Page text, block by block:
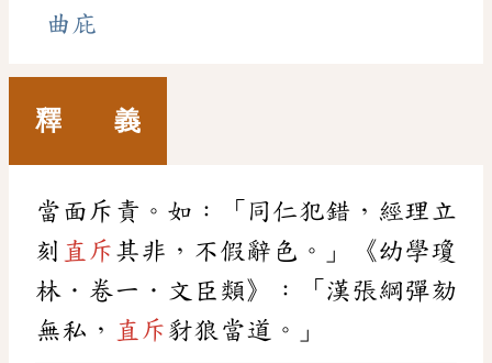
曲庇
釋 義
當面斥責。如：「同仁犯錯，經理立
刻 直斥 其非，不假辭色。」《幼學瓊
林．卷一．文臣類》：「漢張綱彈劾
無私，
直斥 豺狼當道。」